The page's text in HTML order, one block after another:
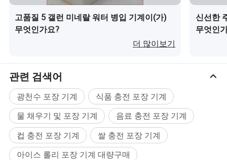
모터 동력: 1.2 - 4.5kW
2.전원 일치: 220V/50-60Hz
수직 실링 파워: 500W;
7 패키지 크기 롱 30 - 145mm 폭 110 - 150mm
액체 포장 기계의 기능
𝕄름 백 자동 몰딩
2.UV 살균
자동 종방향 씰링
자동 표시 기능
고품질 5 갤런 미네랄 워터 병입 기계이(가)
무엇인가요?
더 많이보기
신선한
무엇인
관련 검색어
광천수 포장 기계
식품 충전 포장 기계
물 채우기 및 포장 기계
음료 충전 포장 기계
컵 충전 포장 기계
쌀 충전 포장 기계
아이스 롤리 포장 기계 대량구매